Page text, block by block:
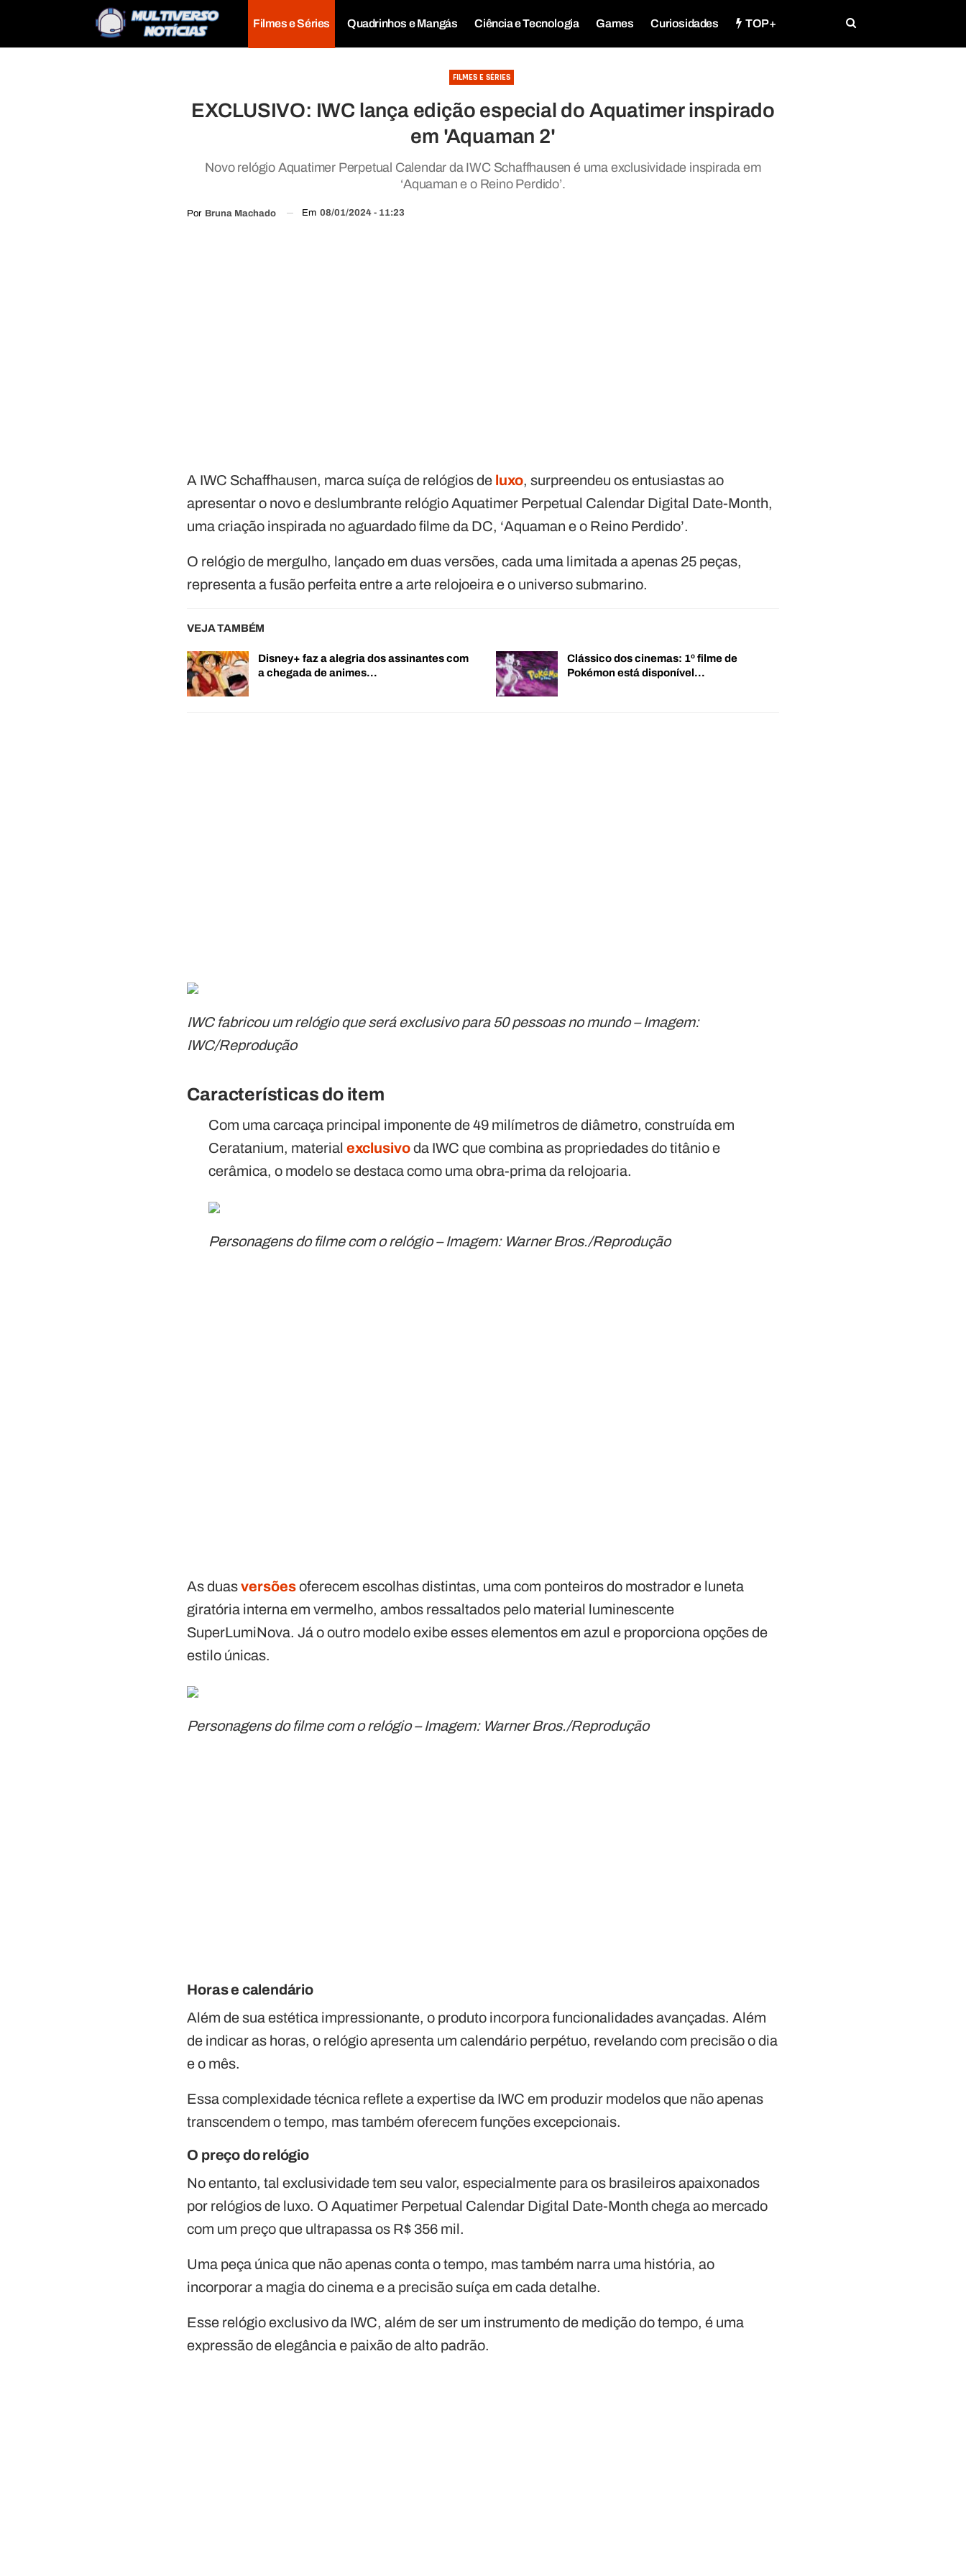
Filmes e Séries Quadrinhos e Mangás Ciência e Tecnologia Games Curiosidades TOP+
FILMES E SÉRIES
EXCLUSIVO: IWC lança edição especial do Aquatimer inspirado
em 'Aquaman 2'
Novo relógio Aquatimer Perpetual Calendar da IWC Schaffhausen é uma exclusividade inspirada em
‘Aquaman e o Reino Perdido’.
Por Bruna Machado Em 08/01/2024 - 11:23
A IWC Schaffhausen, marca suíça de relógios de luxo, surpreendeu os entusiastas ao
apresentar o novo e deslumbrante relógio Aquatimer Perpetual Calendar Digital Date-Month,
uma criação inspirada no aguardado filme da DC, ‘Aquaman e o Reino Perdido’.
O relógio de mergulho, lançado em duas versões, cada uma limitada a apenas 25 peças,
representa a fusão perfeita entre a arte relojoeira e o universo submarino.
VEJA TAMBÉM
Disney+ faz a alegria dos assinantes com
a chegada de animes…
Clássico dos cinemas: 1º filme de
Pokémon está disponível…
IWC fabricou um relógio que será exclusivo para 50 pessoas no mundo – Imagem:
IWC/Reprodução
Características do item
Com uma carcaça principal imponente de 49 milímetros de diâmetro, construída em
Ceratanium, materialexclusivoda IWC que combina as propriedades do titânio e
cerâmica, o modelo se destaca como uma obra-prima da relojoaria.
Personagens do filme com o relógio – Imagem: Warner Bros./Reprodução
As duasversõesoferecem escolhas distintas, uma com ponteiros do mostrador e luneta
giratória interna em vermelho, ambos ressaltados pelo material luminescente
SuperLumiNova. Já o outro modelo exibe esses elementos em azul e proporciona opções de
estilo únicas.
Personagens do filme com o relógio – Imagem: Warner Bros./Reprodução
Horas e calendário
Além de sua estética impressionante, o produto incorpora funcionalidades avançadas. Além
de indicar as horas, o relógio apresenta um calendário perpétuo, revelando com precisão o dia
e o mês.
Essa complexidade técnica reflete a expertise da IWC em produzir modelos que não apenas
transcendem o tempo, mas também oferecem funções excepcionais.
O preço do relógio
No entanto, tal exclusividade tem seu valor, especialmente para os brasileiros apaixonados
por relógios de luxo. O Aquatimer Perpetual Calendar Digital Date-Month chega ao mercado
com um preço que ultrapassa os R$ 356 mil.
Uma peça única que não apenas conta o tempo, mas também narra uma história, ao
incorporar a magia do cinema e a precisão suíça em cada detalhe.
Esse relógio exclusivo da IWC, além de ser um instrumento de medição do tempo, é uma
expressão de elegância e paixão de alto padrão.